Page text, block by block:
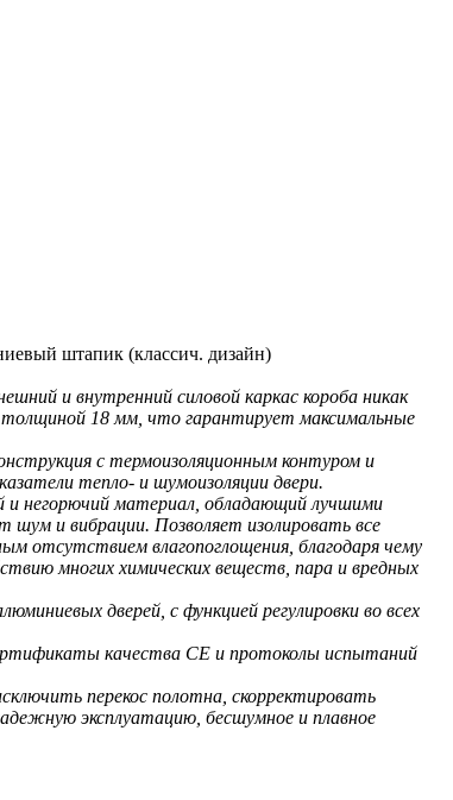
штапик (классич. дизайн)
и внутренний силовой каркас короба никак
18 мм, что гарантирует максимальные
с термоизоляционным контуром и
тепло- и шумоизоляции двери.
и негорючий материал, обладающий лучшими
шум и вибрации. Позволяет изолировать все
отсутствием влагопоглощения, благодаря чему
многих химических веществ, пара и вредных
дверей, с функцией регулировки во всех
качества СЕ и протоколы испытаний
перекос полотна, скорректировать
эксплуатацию, бесшумное и плавное